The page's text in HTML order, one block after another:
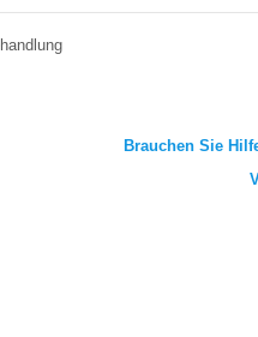
Brauchen Sie